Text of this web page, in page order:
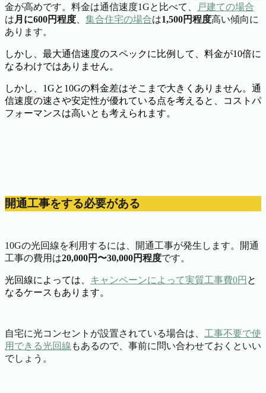
金が高めです。料金は通信速度1Gと比べて、
戸建ての場合
は 月に600円程度 集合住宅の場合は1,500円程度高い傾向に
あります。
しかし、最大通信速度のスペックに比例して、料金が10倍に
なるわけではありません。
しかし、1Gと10Gの料金差はそこまで大きくありません。通
信速度の速さや安定性が優れている点を考えると、コストパ
フォーマンスは高いとも考えられます。
開通工事をする必要がある
10Gの光回線を利用するには、開通工事が発生します。開通
工事の費用は20,000円〜30,000円程度です。
光回線によっては、 キャンペーンによって実質工事費0円 と
なるケースもあります。
自宅に光コンセントが設置されている場合は、 工事不要で使
用できる光回線 もあるので、事前に問い合わせておくといい
でしょう。